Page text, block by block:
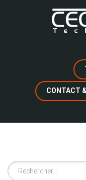
CONTACT
Rechercher